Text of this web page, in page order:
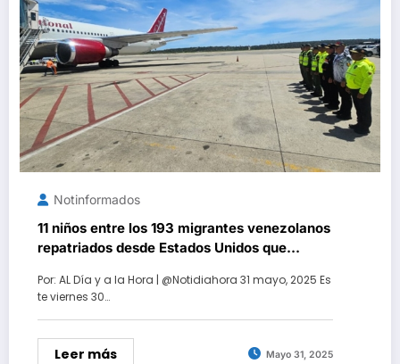
Notinformados
11 niños entre los 193 migrantes venezolanos
repatriados desde Estados Unidos que
Por: AL Día y a la Hora | @Notidiahora 31 mayo, 2025 Es
te viernes 30…
Leer más Mayo 31, 2025